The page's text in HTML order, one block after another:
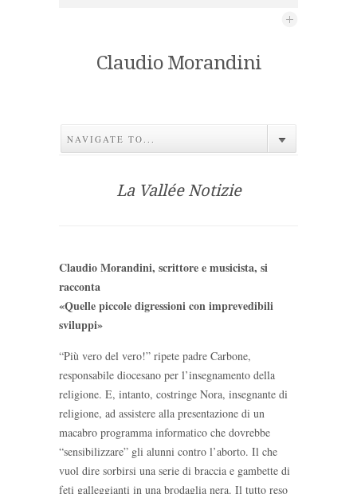
Claudio Morandini
NAVIGATE TO...
La Vallée Notizie
Claudio Morandini, scrittore e musicista, si
racconta
«Quelle piccole digressioni con imprevedibili
sviluppi»
“Più vero del vero!” ripete padre Carbone,
responsabile diocesano per l’insegnamento della
religione. E, intanto, costringe Nora, insegnante di
religione, ad assistere alla presentazione di un
macabro programma informatico che dovrebbe
“sensibilizzare” gli alunni contro l’aborto. Il che
vuol dire sorbirsi una serie di braccia e gambette di
feti galleggianti in una brodaglia nera. Il tutto reso